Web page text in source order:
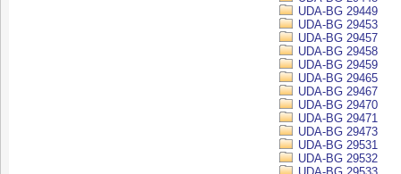
UDA-BG 29449
UDA-BG 29453
UDA-BG 29457
UDA-BG 29458
UDA-BG 29459
UDA-BG 29465
UDA-BG 29467
UDA-BG 29470
UDA-BG 29471
UDA-BG 29473
UDA-BG 29531
UDA-BG 29532